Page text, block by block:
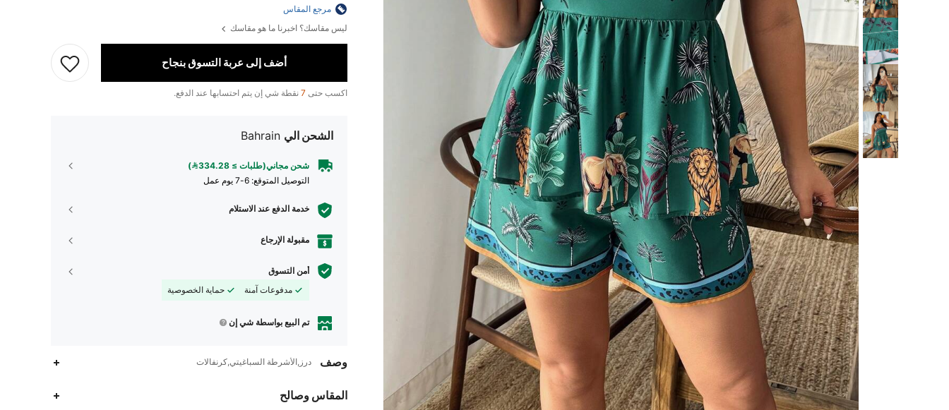
مرجع المقاس
ليس مقاسك؟ اخبرنا ما هو مقاسك
أضف إلى عربة التسوق بنجاح
اكسب حتى 7 نقطة شي إن يتم احتسابها عند الدفع.
الشحن الي Bahrain
شحن مجاني(طلبات ≥ 334.28)
التوصيل المتوقع: 6-7 يوم عمل
خدمة الدفع عند الاستلام
مقبولة الإرجاع
أمن التسوق
مدفوعات آمنة
حماية الخصوصية
تم البيع بواسطة شي إن
وصف درز,الأشرطة السباغيتي,كرنفالات
المقاس وصالح